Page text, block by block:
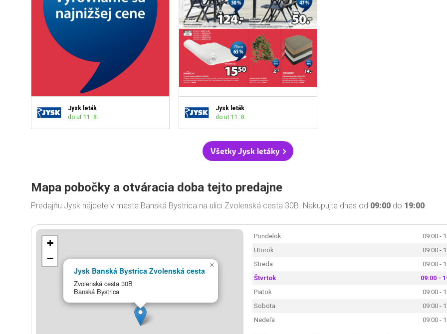
Jysk leták
do ut 11. 8.
Jysk leták
do ut 11. 8.
Všetky Jysk letáky
Mapa pobočky a otváracia doba tejto predajne
Predajňu Jysk nájdete v meste Banská Bystrica na ulici Zvolenská cesta 30B. Nakupujte dnes od 09:00 do 19:00.
Jysk Banská Bystrica Zvolenská cesta
Zvolenská cesta 30B
Banská Bystrica
×
+
−
Pondelok
09:00 -
Utorok
09:00 -
Streda
09:00 -
Štvrtok
09:00 -
Piatok
09:00 -
Sobota
09:00 -
Nedeľa
09:00 -